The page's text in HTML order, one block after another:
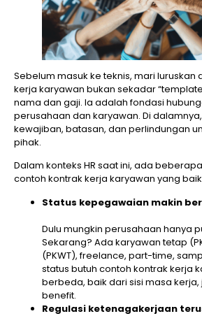
Sebelum masuk ke teknis, mari luruskan
kerja karyawan bukan sekadar
nama dan gaji. Ia adalah fondasi
perusahaan dan karyawan. Di
kewajiban, batasan, dan perlindungan
pihak.
Dalam konteks HR saat ini, ada
contoh kontrak kerja karyawan yang baik
Status kepegawaian makin
Dulu mungkin perusahaan hanya
Sekarang? Ada karyawan tetap
(PKWT), freelance, part-time,
status butuh contoh kontrak kerja
berbeda, baik dari sisi masa
benefit.
Regulasi ketenagakerjaan